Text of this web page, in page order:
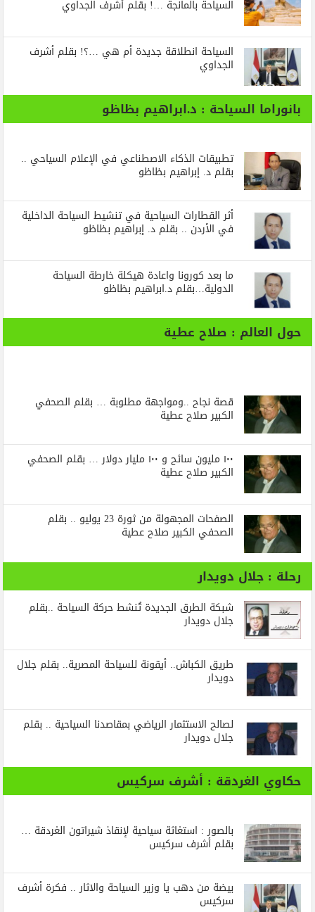
السياحة بالمانجة …! بقلم أشرف الجداوي
السياحة انطلاقة جديدة أم هي …؟! بقلم أشرف
الجداوي
بانوراما السياحة : د.ابراهيم بظاظو
تطبيقات الذكاء الاصطناعي في الإعلام السياحي ..
بقلم د. إبراهيم بظاظو
أثر القطارات السياحية في تنشيط السياحة الداخلية
في الأردن .. بقلم د. إبراهيم بظاظو
ما بعد كورونا واعادة هيكلة خارطة السياحة
الدولية…بقلم د.ابراهيم بظاظو
حول العالم : صلاح عطية
قصة نجاح ..ومواجهة مطلوبة … بقلم الصحفي
الكبير صلاح عطية
١٠٠ مليون سائح و ١٠٠ مليار دولار … بقلم الصحفي
الكبير صلاح عطية
الصفحات المجهولة من ثورة 23 يوليو .. بقلم
الصحفي الكبير صلاح عطية
رحلة : جلال دويدار
شبكة الطرق الجديدة تُنشط حركة السياحة ..بقلم
جلال دويدار
طريق الكباش.. أيقونة للسياحة المصرية.. بقلم جلال
دويدار
لصالح الاستثمار الرياضي بمقاصدنا السياحية .. بقلم
جلال دويدار
حكاوي الغردقة : أشرف سركيس
بالصور : استغاثة سياحية لإنقاذ شيراتون الغردقة …
بقلم أشرف سركيس
بيضة من دهب يا وزير السياحة والاثار .. فكرة أشرف
سركيس